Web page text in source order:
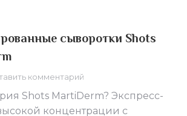
сыворотки Shots
комментарий
Shots MartiDerm? Экспресс-
концентрации с